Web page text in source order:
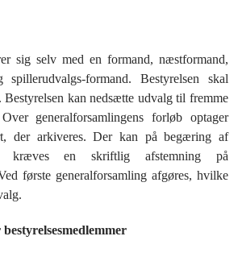
sig selv med en formand, næstformand,
spillerudvalgs-formand. Bestyrelsen skal
Bestyrelsen kan nedsætte udvalg til fremme
generalforsamlingens forløb optager
der arkiveres. Der kan på begæring af
kræves en skriftlig afstemning på
første generalforsamling afgøres, hvilke